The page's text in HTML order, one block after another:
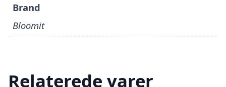
Brand
Bloomit
Relaterede varer